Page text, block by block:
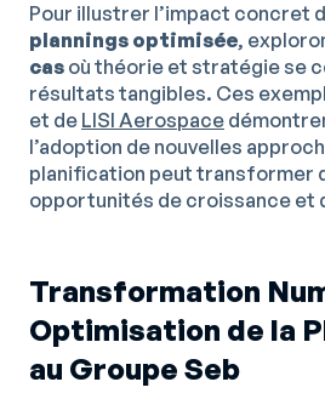
Pour illustrer l’impact concret
plannings optimisée,
cas où théorie et stratégie se
résultats tangibles. Ces
et de LISI Aerospace
l’adoption de nouvelles
planification peut transformer
opportunités de croissance et
Transformation
Optimisation de la
au Groupe Seb